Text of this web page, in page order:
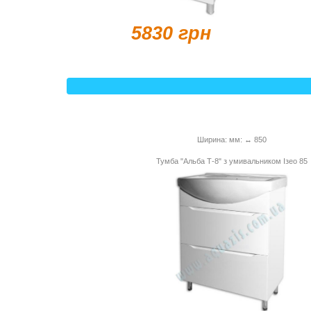
5830 грн
Ширина: мм: ↔ 850
Тумба "Альба Т-8" з умивальником Ізео 85